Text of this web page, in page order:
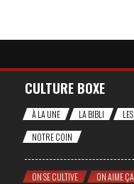
CULTURE BOXE
À LA UNE LA BIBLI
NOTRE COIN
ON SE CULTIVE ON AIME ÇA